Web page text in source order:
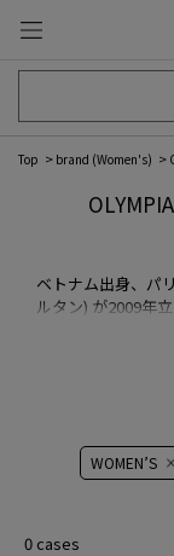
Top brand (Women's)
ベトナム出身、パ
ルタン) が2009年
小物が揃う。 こ
WOMEN’S
0 cases